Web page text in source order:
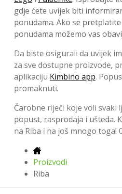
gdje ćete uvijek biti
ponudama. Ako se
ponudama možemo vas
Da biste osigurali da uvijek
za sve dostupne proizvode,
aplikaciju Kimbino app.
promaknuti.
Čarobne riječi koje voli svaki
popust, rasprodaja i ušteda.
na Riba i na još mnogo toga!
Proizvodi
Riba